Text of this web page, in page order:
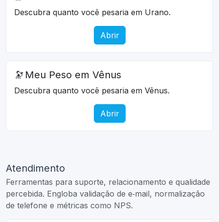
Descubra quanto você pesaria em Urano.
Abrir
🔭 Meu Peso em Vênus
Descubra quanto você pesaria em Vênus.
Abrir
Atendimento
Ferramentas para suporte, relacionamento e qualidade
percebida. Engloba validação de e‑mail, normalização
de telefone e métricas como NPS.